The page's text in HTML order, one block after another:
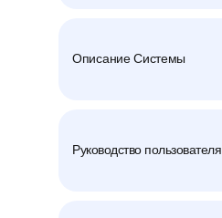
Описание Системы
Руководство пользователя